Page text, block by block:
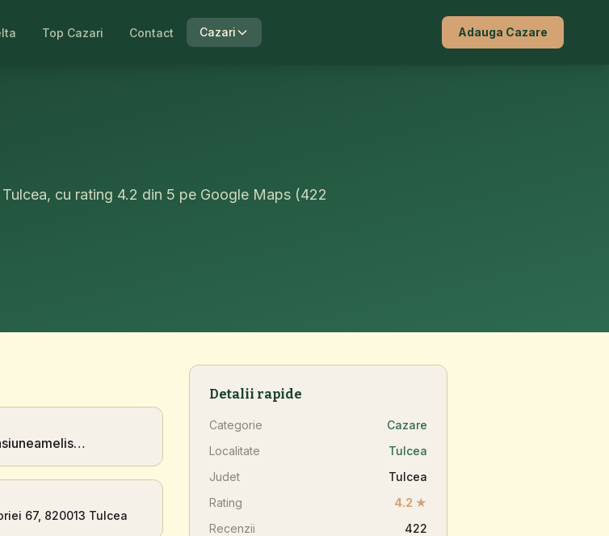
Top Cazari Contact Cazari Adauga Cazare
cu rating 4.2 din 5 pe Google Maps (422
www.pensiuneamelisa.ro
67, 820013 Tulcea
Detalii rapide
Categorie
Cazare
Localitate
Tulcea
Judet
Tulcea
Rating
4.2 ★
Recenzii
422